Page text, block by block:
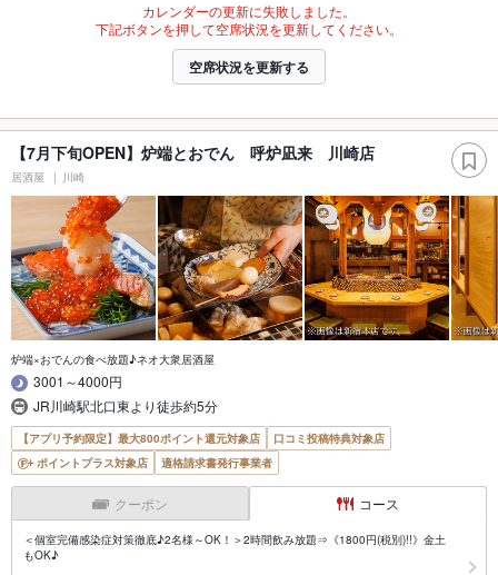
カレンダーの更新に失敗しました。
下記ボタンを押して空席状況を更新してください。
空席状況を更新する
【7月下旬OPEN】炉端とおでん 呼炉凪来 川崎店
居酒屋 川崎
炉端×おでんの食べ放題♪ネオ大衆居酒屋
3001～4000円
JR川崎駅北口東より徒歩約5分
【アプリ予約限定】最大800ポイント還元対象店
口コミ投稿特典対象店
ポイントプラス対象店
適格請求書発行事業者
クーポン コース
＜個室完備感染症対策徹底♪2名様～OK！＞2時間飲み放題⇒《1800円(税別)!!》金土
もOK♪